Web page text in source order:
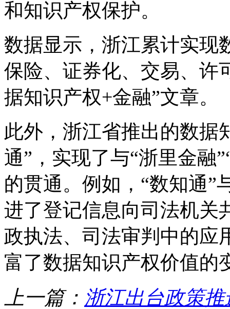
和知识产权保护。
数据显示，浙江累计实现
保险、证券化、交易、许
据知识产权+金融”文章。
此外，浙江省推出的数据
通”，实现了与“浙里金融
的贯通。例如，“数知通”
进了登记信息向司法机关
政执法、司法审判中的应
富了数据知识产权价值的
上一篇： 浙江出台政策